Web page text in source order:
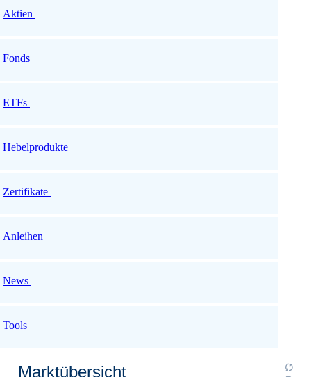
Aktien
Fonds
ETFs
Hebelprodukte
Zertifikate
Anleihen
News
Tools
Marktübersicht